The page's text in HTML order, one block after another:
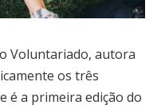
Voluntariado, autora
os três
é a primeira edição do